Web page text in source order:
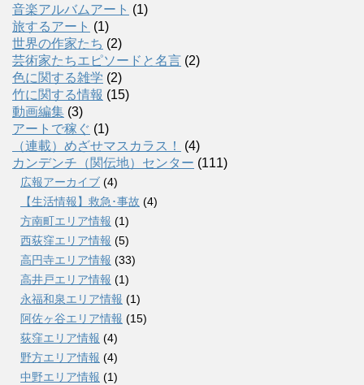
音楽アルバムアート (1)
旅するアート (1)
世界の作家たち (2)
芸術家たちエピソードと名言 (2)
色に関する雑学 (2)
竹に関する情報 (15)
動画編集 (3)
アートで稼ぐ (1)
（連載）めざせマスカラス！
(4)
カンデンチ（関伝地）センター (111)
広報アーカイブ (4)
【生活情報】救急･事故 (4)
方南町エリア情報 (1)
西荻窪エリア情報 (5)
高円寺エリア情報 (33)
高井戸エリア情報 (1)
永福和泉エリア情報 (1)
阿佐ヶ谷エリア情報 (15)
荻窪エリア情報 (4)
野方エリア情報 (4)
中野エリア情報 (1)